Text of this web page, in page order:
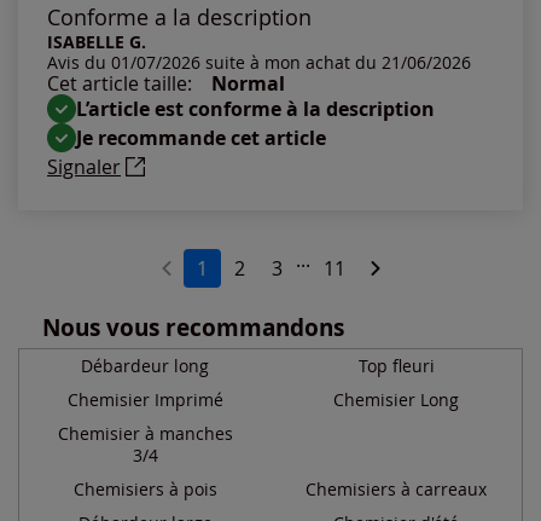
Conforme a la description
ISABELLE G.
Avis du 01/07/2026 suite à mon achat du 21/06/2026
Cet article taille:
Normal
L’article est conforme à la description
Je recommande cet article
Signaler
1 2 3 ... 11
Nous vous recommandons
Débardeur long
Chemisier Imprimé
Chemisier à manches
3/4
Top fleuri
Chemisier Long
Chemisiers à pois
Chemisiers à carreaux